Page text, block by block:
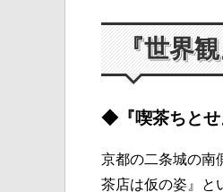
『世界
◆『喫茶ちとせ
京都の二条城の南
茶店は仮の姿』と